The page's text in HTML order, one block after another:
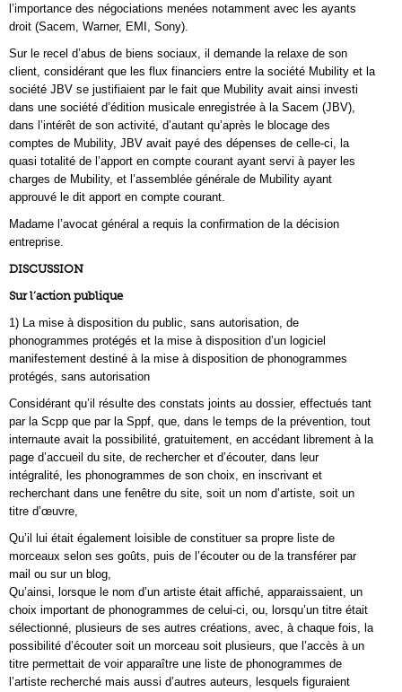
l’importance des négociations menées notamment avec les ayants
droit (Sacem, Warner, EMI, Sony).
Sur le recel d’abus de biens sociaux, il demande la relaxe de son
client, considérant que les flux financiers entre la société Mubility et la
société JBV se justifiaient par le fait que Mubility avait ainsi investi
dans une société d’édition musicale enregistrée à la Sacem (JBV),
dans l’intérêt de son activité, d’autant qu’après le blocage des
comptes de Mubility, JBV avait payé des dépenses de celle-ci, la
quasi totalité de l’apport en compte courant ayant servi à payer les
charges de Mubility, et l’assemblée générale de Mubility ayant
approuvé le dit apport en compte courant.
Madame l’avocat général a requis la confirmation de la décision
entreprise.
DISCUSSION
Sur l’action publique
1) La mise à disposition du public, sans autorisation, de
phonogrammes protégés et la mise à disposition d’un logiciel
manifestement destiné à la mise à disposition de phonogrammes
protégés, sans autorisation
Considérant qu’il résulte des constats joints au dossier, effectués tant
par la Scpp que par la Sppf, que, dans le temps de la prévention, tout
internaute avait la possibilité, gratuitement, en accédant librement à la
page d’accueil du site, de rechercher et d’écouter, dans leur
intégralité, les phonogrammes de son choix, en inscrivant et
recherchant dans une fenêtre du site, soit un nom d’artiste, soit un
titre d’œuvre,
Qu’il lui était également loisible de constituer sa propre liste de
morceaux selon ses goûts, puis de l’écouter ou de la transférer par
mail ou sur un blog,
Qu’ainsi, lorsque le nom d’un artiste était affiché, apparaissaient, un
choix important de phonogrammes de celui-ci, ou, lorsqu’un titre était
sélectionné, plusieurs de ses autres créations, avec, à chaque fois, la
possibilité d’écouter soit un morceau soit plusieurs, que l’accès à un
titre permettait de voir apparaître une liste de phonogrammes de
l’artiste recherché mais aussi d’autres auteurs, lesquels figuraient